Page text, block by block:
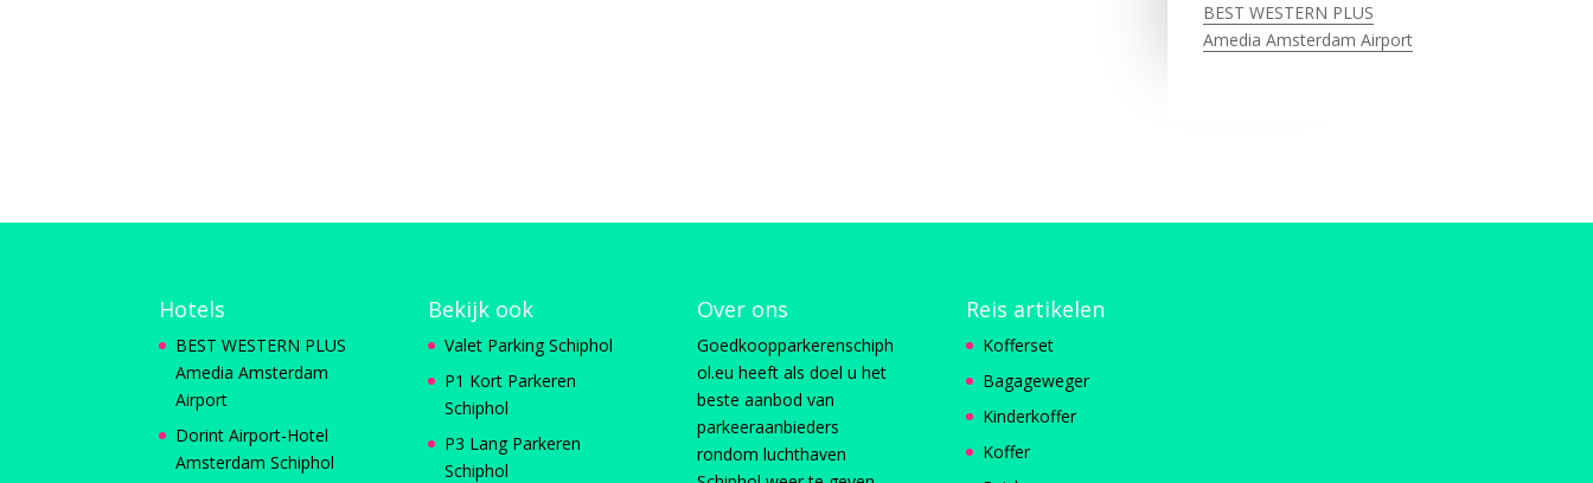
BEST WESTERN PLUS
Amedia Amsterdam Airport
Hotels
BEST WESTERN PLUS
Amedia Amsterdam
Airport
Dorint Airport-Hotel
Amsterdam Schiphol
Bekijk ook
Valet Parking Schiphol
P1 Kort Parkeren
Schiphol
P3 Lang Parkeren
Schiphol
Over ons
Goedkoopparkerenschiph
ol.eu heeft als doel u het
beste aanbod van
parkeeraanbieders
rondom luchthaven
Reis artikelen
Kofferset
Bagageweger
Kinderkoffer
Koffer